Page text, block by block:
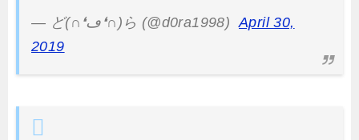
— ど(∩❛ڡ❛∩)ら (@d0ra1998)
April 30,
2019